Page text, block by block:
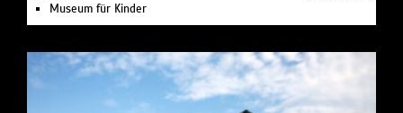
Museum für Kinder